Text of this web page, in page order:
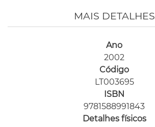
MAIS DETALHES
Ano
2002
Código
LT003695
ISBN
9781588991843
Detalhes físicos